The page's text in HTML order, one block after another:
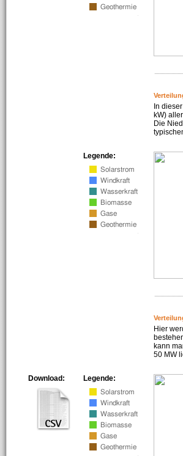
In
kW)
Die
Legende:
Hier
kann
50 MW
Legende:
Download: